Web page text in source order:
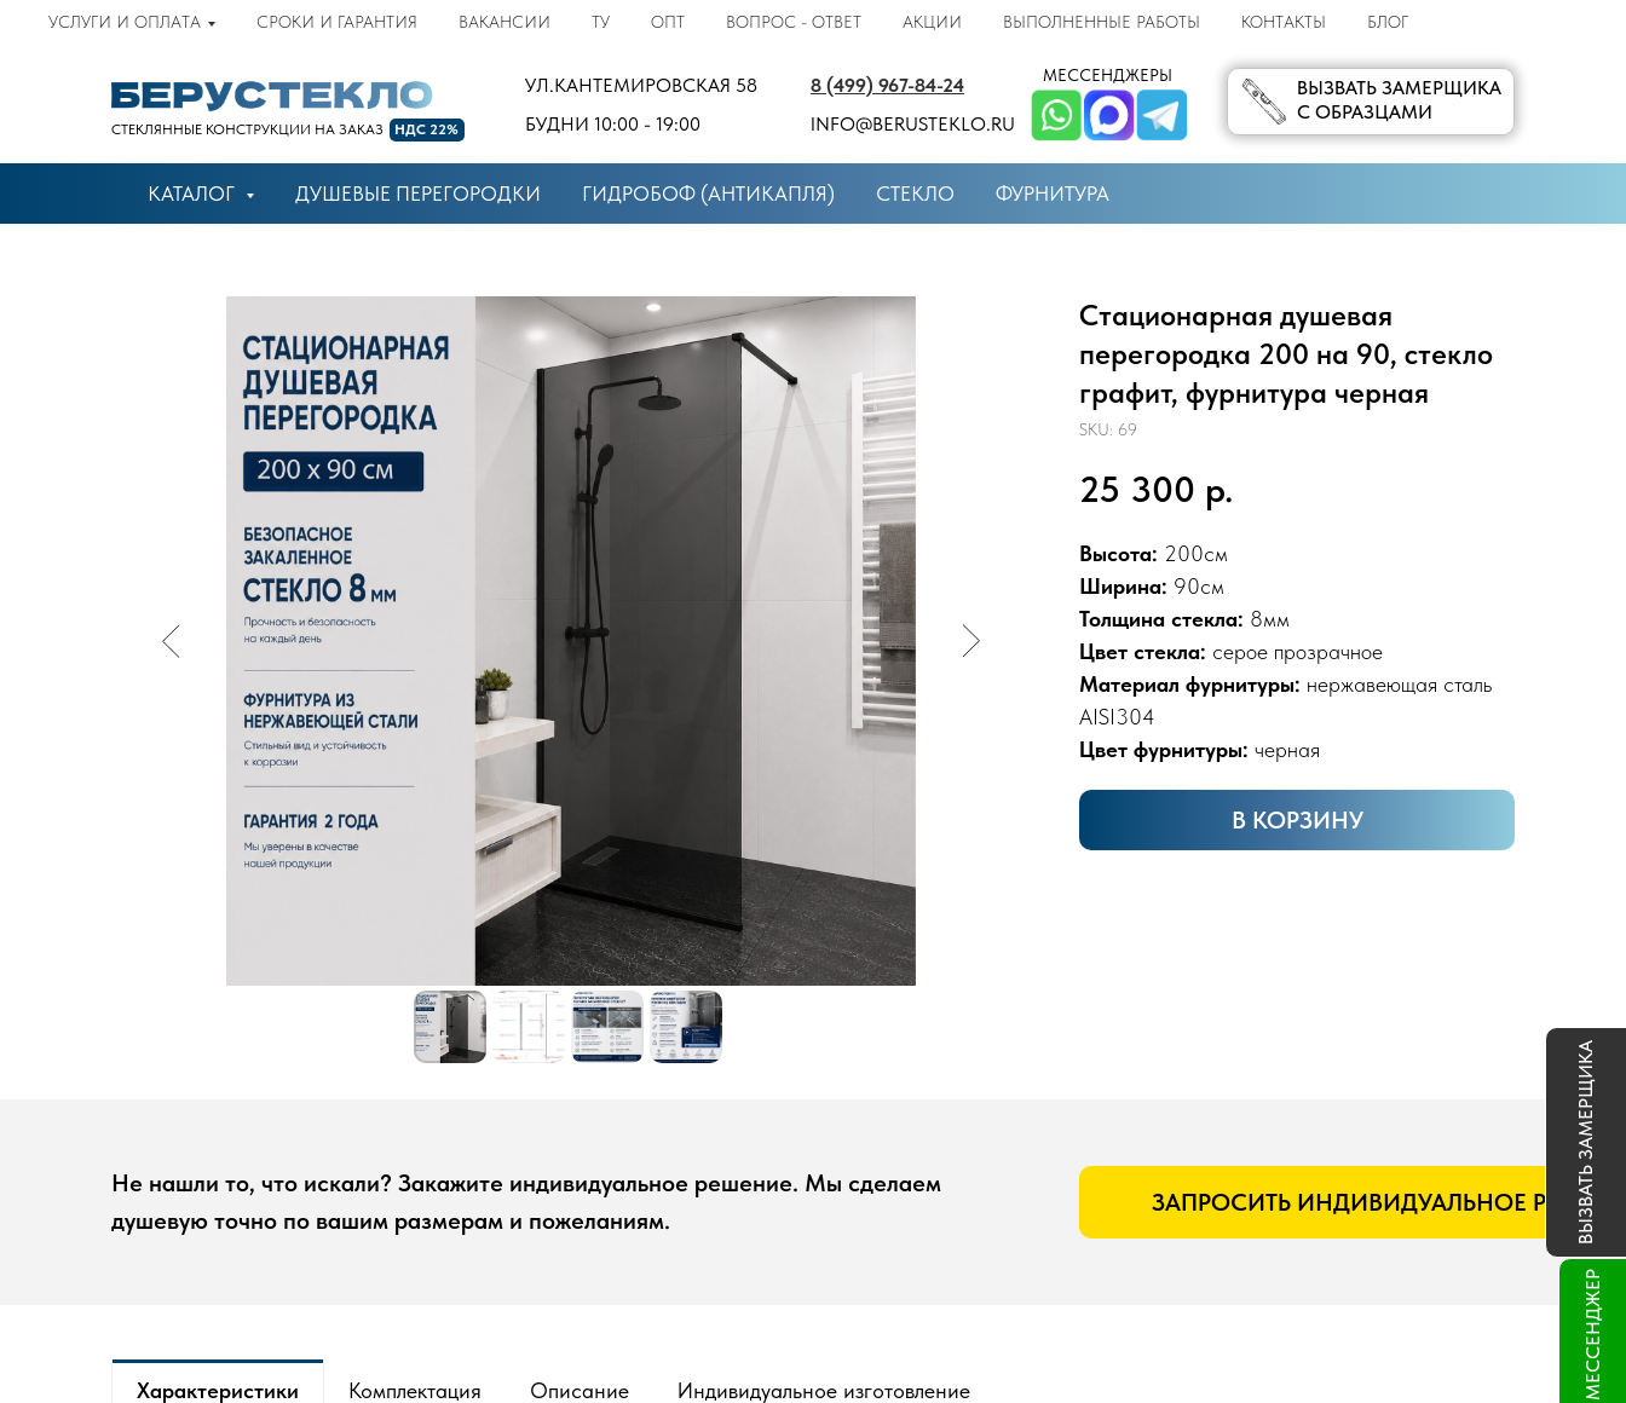
УСЛУГИ И ОПЛАТА СРОКИ И ГАРАНТИЯ ВАКАНСИИ ТУ ОПТ ВОПРОС - ОТВЕТ АКЦИИ ВЫПОЛНЕННЫЕ РАБОТЫ КОНТАКТЫ БЛОГ
онлайн
INFO@BERUSTEKLO.RU
8 (499) 967-84-24
УЛ.КАНТЕМИРОВСКАЯ 58
ВЫЗВАТЬ ЗАМЕРЩИКА
С ОБРАЗЦАМИ
БУДНИ 10:00 - 19:00
СТЕКЛЯННЫЕ КОНСТРУКЦИИ НА ЗАКАЗ НДС 22%
МЕССЕНДЖЕРЫ
КАТАЛОГ ДУШЕВЫЕ ПЕРЕГОРОДКИ ГИДРОБОФ (АНТИКАПЛЯ) СТЕКЛО ФУРНИТУРА
Стационарная душевая
перегородка 200 на 90, стекло
графит, фурнитура черная
SKU: 69
25 300 р.
Высота: 200см
Ширина: 90см
Толщина стекла: 8мм
Цвет стекла: серое прозрачное
Материал фурнитуры: нержавеющая сталь
AISI304
Цвет фурнитуры: черная
В КОРЗИНУ
Не нашли то, что искали? Закажите индивидуальное решение. Мы сделаем
душевую точно по вашим размерам и пожеланиям.
ЗАПРОСИТЬ ИНДИВИДУАЛЬНОЕ
Характеристики Комплектация Описание Индивидуальное изготовление
ВЫЗВАТЬ ЗАМЕРЩИКА
МЕССЕНДЖЕР